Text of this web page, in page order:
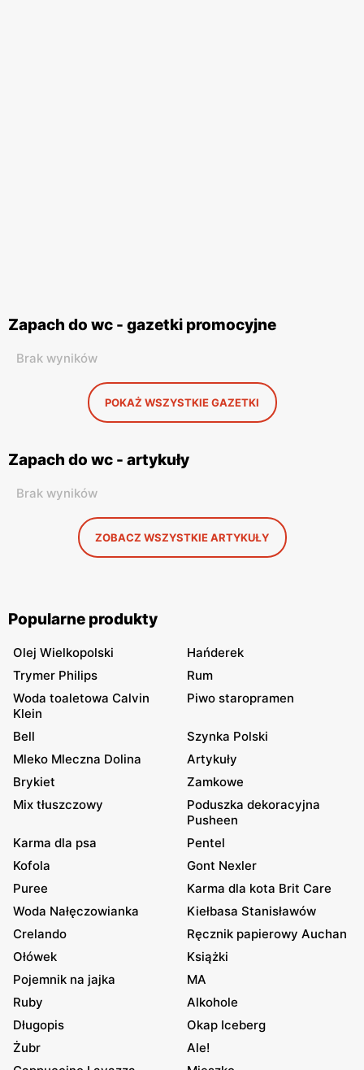
Zapach do wc - gazetki promocyjne
Brak wyników
POKAŻ WSZYSTKIE GAZETKI
Zapach do wc - artykuły
Brak wyników
ZOBACZ WSZYSTKIE ARTYKUŁY
Popularne produkty
Olej Wielkopolski
Hańderek
Trymer Philips
Rum
Woda toaletowa Calvin
Klein
Piwo staropramen
Bell
Szynka Polski
Mleko Mleczna Dolina
Artykuły
Brykiet
Zamkowe
Mix tłuszczowy
Poduszka dekoracyjna
Pusheen
Karma dla psa
Pentel
Kofola
Gont Nexler
Puree
Karma dla kota Brit Care
Woda Nałęczowianka
Kiełbasa Stanisławów
Crelando
Ręcznik papierowy Auchan
Ołówek
Książki
Pojemnik na jajka
MA
Ruby
Alkohole
Długopis
Okap Iceberg
Żubr
Ale!